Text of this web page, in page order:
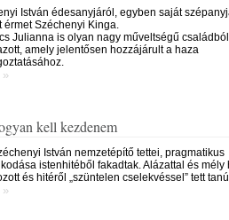
István édesanyjáról, egyben saját
érmet Széchenyi Kinga.
Julianna is olyan nagy műveltségű családból
amely jelentősen hozzájárult a haza
»
kell kezdenem
István nemzetépítő tettei, pragmatikus
istenhitéből fakadtak. Alázattal és mély
és hitéről „szüntelen cselekvéssel” tett
»